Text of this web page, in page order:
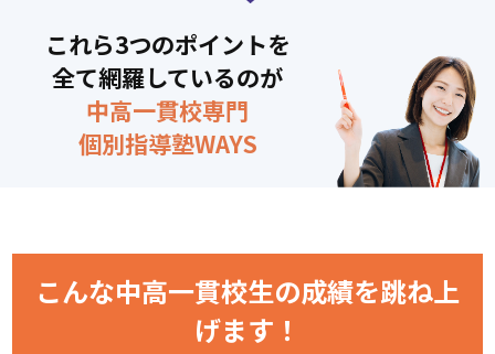
これら3つのポイントを
全て網羅しているのが
中高一貫校専門
個別指導塾WAYS
こんな中高一貫校生の成績を跳ね上
げます！